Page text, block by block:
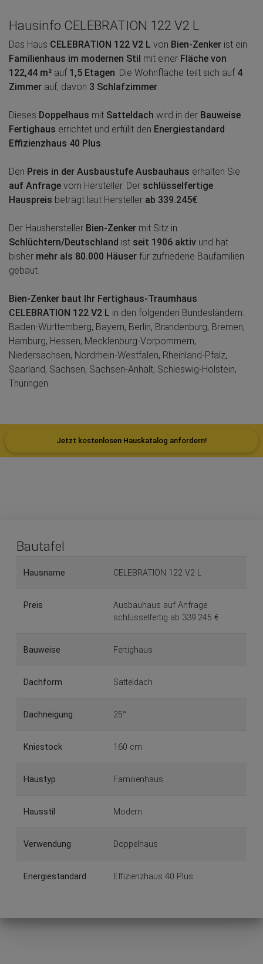
Hausinfo CELEBRATION 122 V2 L
Das Haus CELEBRATION 122 V2 L von Bien-Zenker ist ein
Familienhaus im modernen Stil mit einer Fläche von
122,44 m² auf 1,5 Etagen . Die Wohnfläche teilt sich auf 4
Zimmer auf, davon 3 Schlafzimmer
Dieses Doppelhaus mit Satteldach wird in der Bauweise
Fertighaus errichtet und erfüllt den Energiestandard
Effizienzhaus 40 Plus
Den Preis in der Ausbaustufe Ausbauhaus erhalten Sie
auf Anfrage vom Hersteller. Der schlüsselfertige
Hauspreis beträgt laut Hersteller ab 339.245€
Der Haushersteller Bien-Zenker mit Sitz in
Schlüchtern/Deutschland ist seit 1906 aktiv und hat
bisher mehr als 80.000 Häuser für zufriedene Baufamilien
gebaut.
Bien-Zenker baut Ihr Fertighaus-Traumhaus
CELEBRATION 122 V2 L in den folgenden Bundesländern:
Baden-Württemberg, Bayern, Berlin, Brandenburg, Bremen,
Hamburg, Hessen, Mecklenburg-Vorpommern,
Niedersachsen, Nordrhein-Westfalen, Rheinland-Pfalz,
Saarland, Sachsen, Sachsen-Anhalt, Schleswig-Holstein,
Thüringen.
Jetzt kostenlosen Hauskatalog anfordern!
Bautafel
Hausname CELEBRATION 122 V2 L
Preis
Ausbauhaus auf Anfrage
schlüsselfertig ab 339.245 €
Bauweise Fertighaus
Dachform Satteldach
Dachneigung 25°
Kniestock 160 cm
Haustyp Familienhaus
Hausstil Modern
Verwendung Doppelhaus
Energiestandard Effizienzhaus 40 Plus